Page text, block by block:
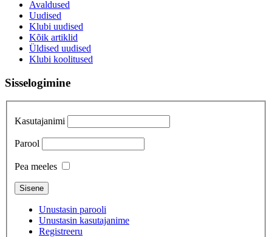
Avaldused
Uudised
Klubi uudised
Kõik artiklid
Üldised uudised
Klubi koolitused
Sisselogimine
Kasutajanimi
Parool
Pea meeles
Unustasin parooli
Unustasin kasutajanime
Registreeru